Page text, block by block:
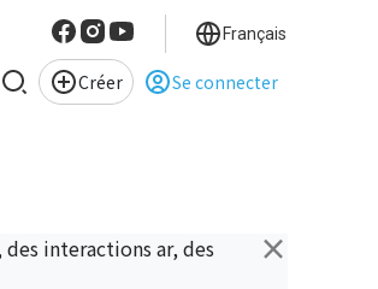
Créer Se connecter
Français
×
interactions ar, des